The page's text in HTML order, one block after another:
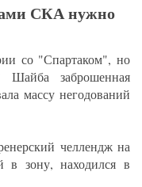
СКА нужно
со "Спартаком", но
Шайба заброшенная
массу негодований
челлендж на
в зону, находился в